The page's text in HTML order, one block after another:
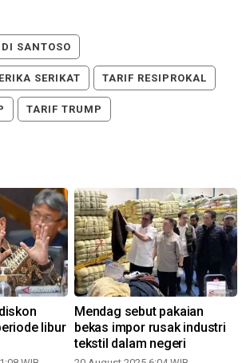
SANTOSO
SERIKAT TARIF RESIPROKAL
TARIF TRUMP
libur
Mendag sebut pakaian
bekas impor rusak industri
tekstil dalam negeri